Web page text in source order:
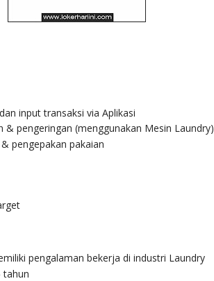
input transaksi via Aplikasi
& pengeringan (menggunakan Mesin Laundry)
pengepakan pakaian
pengalaman bekerja di industri Laundry
tahun